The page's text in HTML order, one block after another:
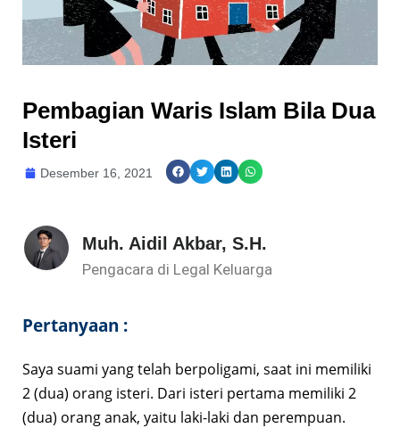
Pembagian Waris Islam Bila Dua
Isteri
Desember 16, 2021
Muh. Aidil Akbar, S.H.
Pengacara di Legal Keluarga
Pertanyaan :
Saya suami yang telah berpoligami, saat ini memiliki
2 (dua) orang isteri. Dari isteri pertama memiliki 2
(dua) orang anak, yaitu laki-laki dan perempuan.